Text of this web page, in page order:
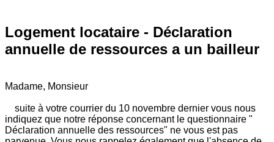
Logement locataire - Déclaration
annuelle de ressources a un bailleur
Madame, Monsieur
suite à votre courrier du 10 novembre dernier vous nous
indiquez que notre réponse concernant le questionnaire "
Déclaration annuelle des ressources" ne vous est pas